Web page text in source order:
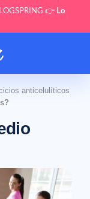
👉 Lo
anticelulíticos